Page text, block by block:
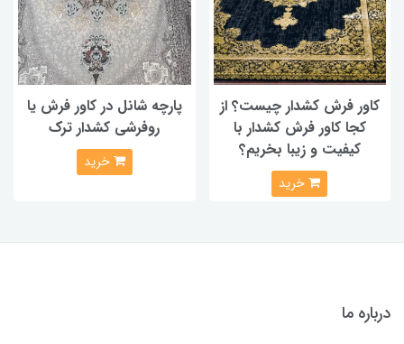
کاور فرش کشدار چیست؟ از
کجا کاور فرش کشدار با
کیفیت و زیبا بخریم؟
خرید
پارچه شانل در کاور فرش یا
روفرشی کشدار ترک
خرید
درباره ما